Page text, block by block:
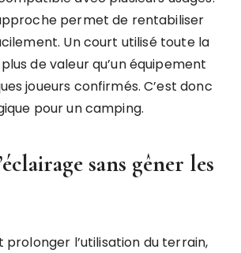
permet de rentabiliser
Un court utilisé toute la
de valeur qu’un équipement
joueurs confirmés. C’est donc
pour un camping.
sans gêner les
prolonger l’utilisation du terrain,